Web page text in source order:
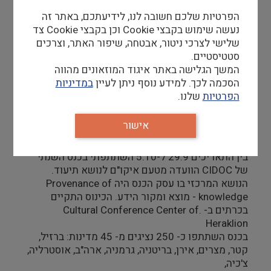
צילום ווידאו ארט
מדע וטבע
ביטחון ובטיחות
חינוך והדרכה
עיצוב וארכיטקטורה
התיישבות
זכוכית וקרמיקה
רישום וקטלוג
בין התאריכים 29.9 ל-5.10 השתתפתי בכנס השנתי
של CIDOC הוועדה מטעם איקו"ם לנושא תיעוד.
הנושא המרכזי בו עסק הכנס היה Provenance of
knowledge - מוצא ומקור הידע. הכינוס התקיים
בכרתים ב- .Cultural Conference Center of
Heraklion
בכנס השתתפו כ- 250 נציגים מ- 45 מדינות: ברזיל,
קטר, מצרים, אירן, בריטניה, גרמניה, ארה"ב, אוסטרליה,
צ'כיה,
הפרטיות שלכם חשובה לנו, לידיעתכם, באתר זה
נעשה שימוש בקבצי Cookie וכן בקבצי Cookie צד
שלישי לצרכי ניטור, אבטחה, שיפור האתר, וצרכים
סטטיסטיים.
המשך הגלישה באתר איגוד המוזאונים מהווה
הסכמה לכך. למידע נוסף ניתן לעייןבמדיניות
הפרטיותשלנו.
אישור